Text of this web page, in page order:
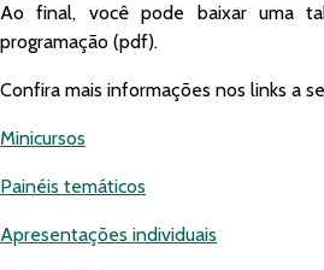
Ao final, você pode baixar uma
programação (pdf).
Confira mais informações nos links a
Minicursos
Painéis temáticos
Apresentações individuais